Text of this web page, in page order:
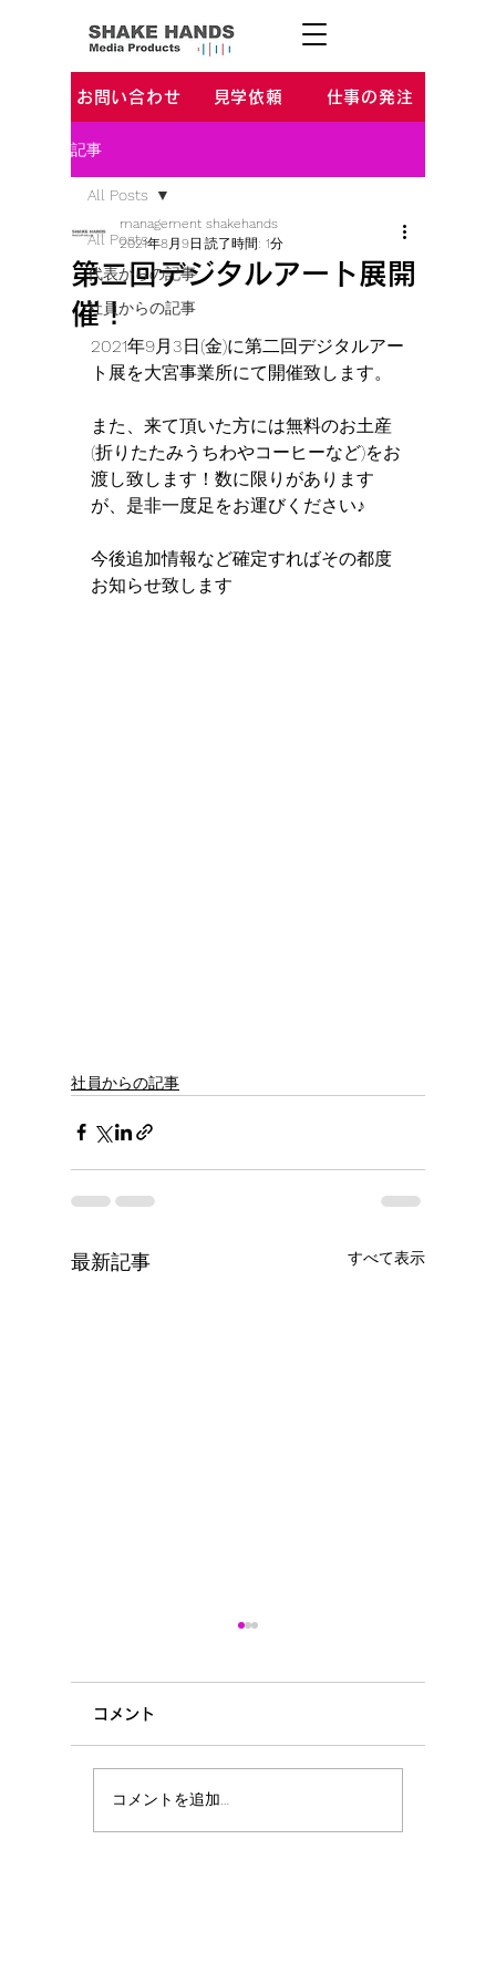
お問い合わせ 見学依頼 仕事の発注
記事
All Posts
代表からの記事
社員からの記事
All Posts
第二回デジタルアート展開
催！
management shakehands
2021年8月9日 読了時間: 1分
2021年9月3日(金)に第二回デジタルアー
ト展を大宮事業所にて開催致します。
また、来て頂いた方には無料のお土産
(折りたたみうちわやコーヒーなど)をお
渡し致します！数に限りがあります
が、是非一度足をお運びください♪
今後追加情報など確定すればその都度
お知らせ致します
社員からの記事
最新記事 すべて表示
クローバー🍀
コメント
コメントを追加…